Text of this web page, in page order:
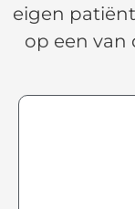
eigen
op een van